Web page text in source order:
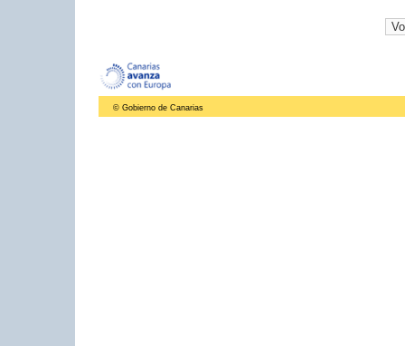
© Gobierno de Canarias